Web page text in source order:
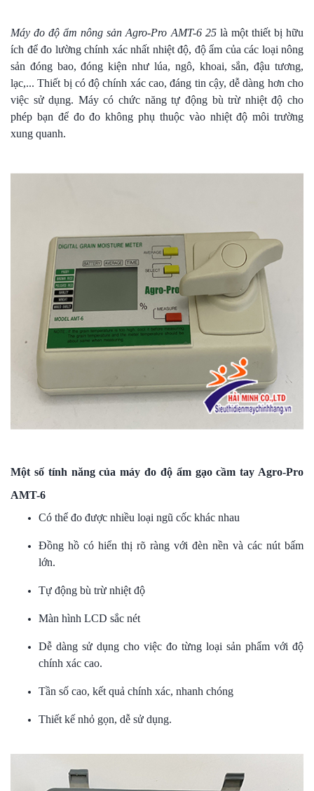
Máy đo độ ẩm nông sản Agro-Pro AMT-6 25là một thiết bị hữu
ích để đo lường chính xác nhất nhiệt độ, độ ẩm của các loại nông
sản đóng bao, đóng kiện như lúa, ngô, khoai, sắn, đậu tương,
lạc,... Thiết bị có độ chính xác cao, đáng tin cậy, dễ dàng hơn cho
việc sử dụng. Máy có chức năng tự động bù trừ nhiệt độ cho
phép bạn để đo đo không phụ thuộc vào nhiệt độ môi trường
xung quanh.
Một số tính năng của máy đo độ ẩm gạo cầm tay Agro-Pro
AMT-6
Có thể đo được nhiều loại ngũ cốc khác nhau
Đồng hồ có hiển thị rõ ràng với đèn nền và các nút bấm
lớn.
Tự động bù trừ nhiệt độ
Màn hình LCD sắc nét
Dễ dàng sử dụng cho việc đo từng loại sản phẩm với độ
chính xác cao.
Tần số cao, kết quả chính xác, nhanh chóng
Thiết kế nhỏ gọn, dễ sử dụng.